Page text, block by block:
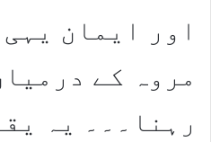
اور ایمان
مروہ کے
رہنا۔۔۔ یہ